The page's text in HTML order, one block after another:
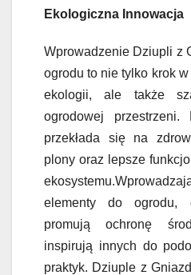
Ekologiczna Innowacja
Wprowadzenie Dziupli z
ogrodu to nie tylko krok
ekologii, ale także
ogrodowej przestrzeni.
przekłada się na
plony oraz lepsze
elementy do ogrodu,
promują ochronę
inspirują innych do
praktyk. Dziuple z